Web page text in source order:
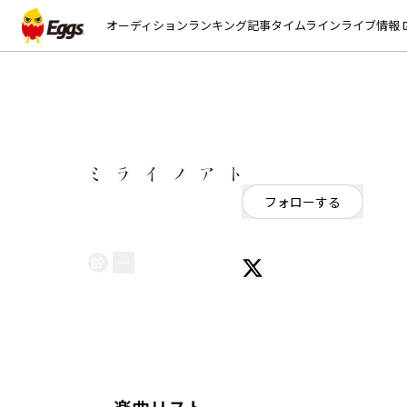
オーディションランキング記事タイムラインライブ情報
フォローする